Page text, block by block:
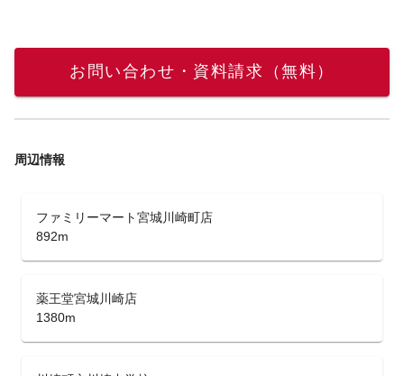
お問い合わせ・資料請求（無料）
周辺情報
ファミリーマート宮城川崎町店
892m
薬王堂宮城川崎店
1380m